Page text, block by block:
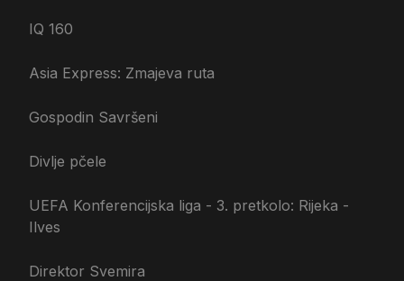
IQ 160
Asia Express: Zmajeva ruta
Gospodin Savršeni
Divlje pčele
UEFA Konferencijska liga - 3. pretkolo: Rijeka -
Ilves
Direktor Svemira